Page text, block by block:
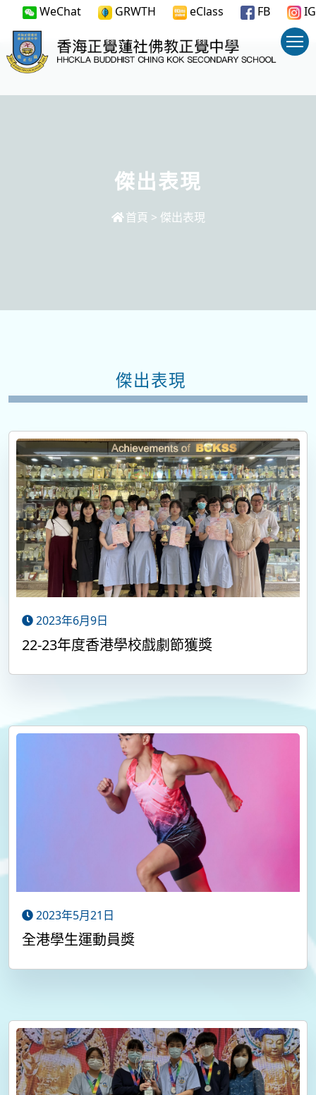
WeChat GRWTH eClass FB IG
傑出表現
首頁 > 傑出表現
傑出表現
2023年6月9日
22-23年度香港學校戲劇節獲獎
2023年5月21日
全港學生運動員獎